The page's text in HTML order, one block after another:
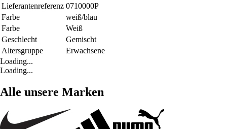
Lieferantenreferenz 0710000P
Farbe
weiß/blau
Farbe
Weiß
Geschlecht
Gemischt
Altersgruppe
Erwachsene
Loading...
Loading...
Alle unsere Marken